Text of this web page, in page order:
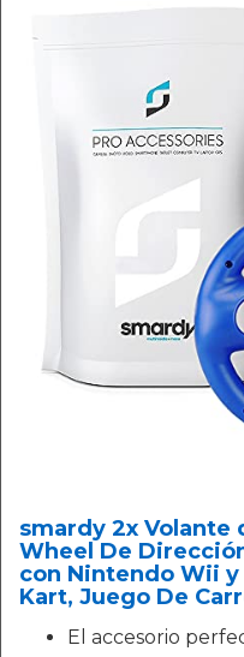
smardy 2x Volante
Wheel De
con Nintendo Wii
Kart, Juego De
El accesorio